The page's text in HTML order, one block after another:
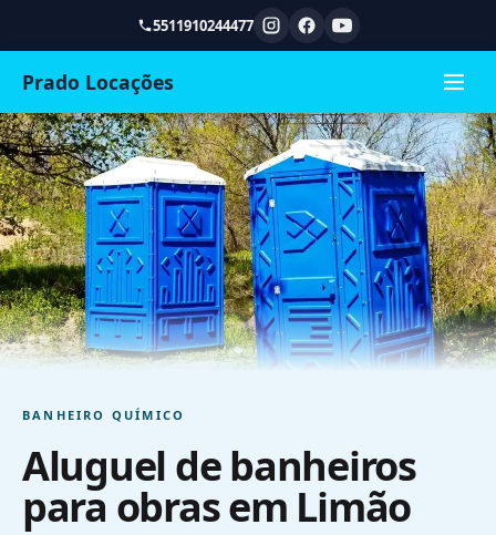
5511910244477
Prado Locações
BANHEIRO QUÍMICO
Aluguel de banheiros
para obras em Limão